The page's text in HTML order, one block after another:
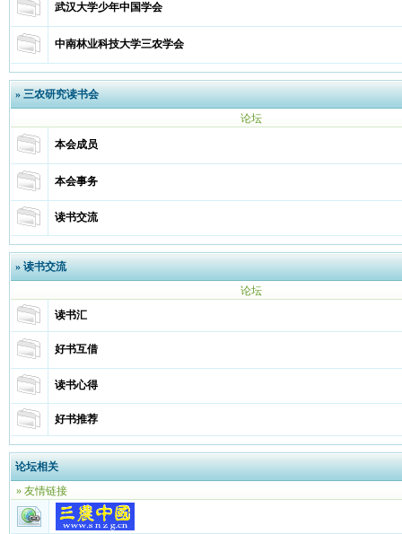
武汉大学少年中国学会
中南林业科技大学三农学会
»三农研究读书会
论坛
本会成员
本会事务
读书交流
»读书交流
论坛
读书汇
好书互借
读书心得
好书推荐
论坛相关
» 友情链接